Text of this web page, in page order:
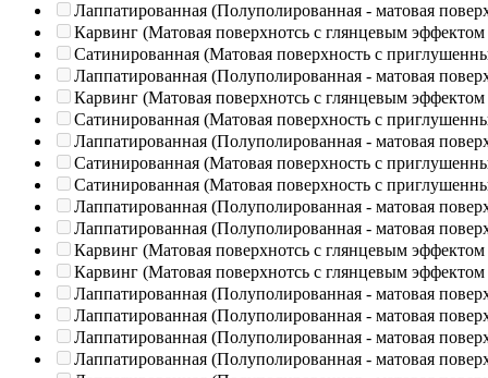
Лаппатированная (Полуполированная - матовая
Карвинг (Матовая поверхнотсь с глянцевым эффектом
Сатинированная (Матовая поверхность с
Лаппатированная (Полуполированная - матовая
Карвинг (Матовая поверхнотсь с глянцевым эффектом
Сатинированная (Матовая поверхность с
Лаппатированная (Полуполированная - матовая
Сатинированная (Матовая поверхность с
Сатинированная (Матовая поверхность с
Лаппатированная (Полуполированная - матовая
Лаппатированная (Полуполированная - матовая
Карвинг (Матовая поверхнотсь с глянцевым эффектом
Карвинг (Матовая поверхнотсь с глянцевым эффектом
Лаппатированная (Полуполированная - матовая
Лаппатированная (Полуполированная - матовая
Лаппатированная (Полуполированная - матовая
Лаппатированная (Полуполированная - матовая